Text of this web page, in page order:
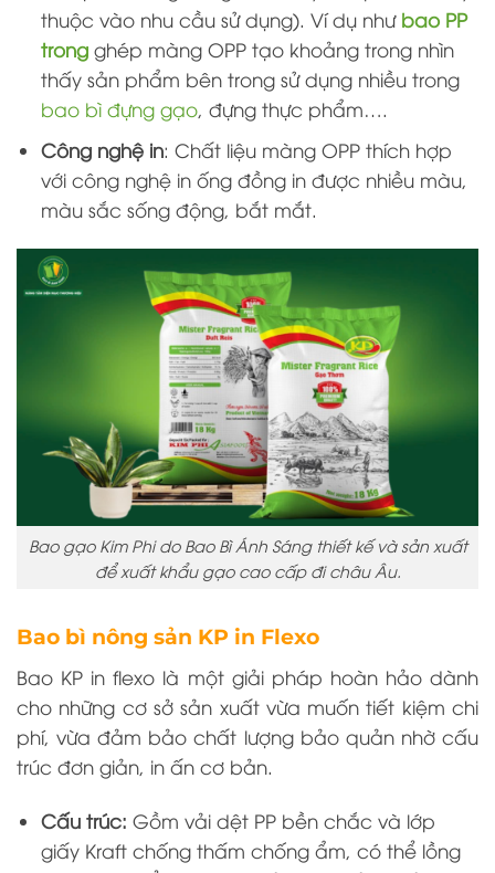
thuộc vào nhu cầu sử dụng). Ví dụ như bao PP
trong ghép màng OPP tạo khoảng trong nhìn
thấy sản phẩm bên trong sử dụng nhiều trong
bao bì đựng gạo,đựng thực phẩm….
Công nghệ in: Chất liệu màng OPP thích hợp
với công nghệ in ống đồng in được nhiều màu,
màu sắc sống động, bắt mắt.
Bao gạo Kim Phi do Bao Bì Ánh Sáng thiết kế và sản xuất
để xuất khẩu gạo cao cấp đi châu Âu.
Bao bì nông sản KP in Flexo
Bao KP in flexo là một giải pháp hoàn hảo dành
cho những cơ sở sản xuất vừa muốn tiết kiệm chi
phí, vừa đảm bảo chất lượng bảo quản nhờ cấu
trúc đơn giản, in ấn cơ bản.
Cấu trúc:Gồm vải dệt PP bền chắc và lớp
giấy Kraft chống thấm chống ẩm, có thể lồng